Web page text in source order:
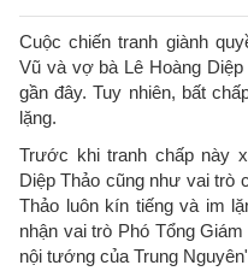
Cuộc chiến tranh giành
Vũ và vợ bà Lê Hoàng
gần đây. Tuy nhiên, bất
lặng.
Trước khi tranh chấp này
Diệp Thảo cũng như vai trò
Thảo luôn kín tiếng và im
nhận vai trò Phó Tổng
nội tướng của Trung